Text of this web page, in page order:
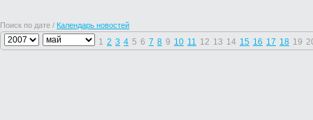
Поиск по дате / Календарь новостей
1 2 3 4 5 6 7 8 9 10 11 12 13 14 15 16 17 18 19